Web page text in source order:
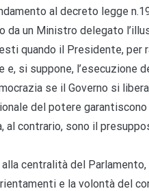
al decreto legge
da un Ministro delegato
quando il Presidente, per
e, si suppone, l’esecuzione
se il Governo si
del potere
al contrario, sono il
centralità del
e la volontà del